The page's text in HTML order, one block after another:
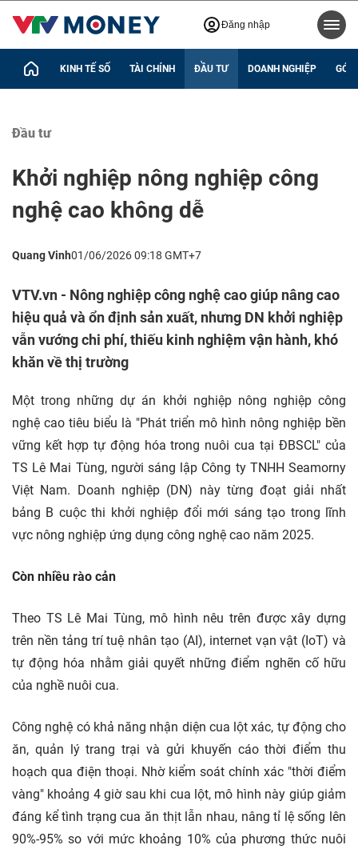
Đăng nhập
KINH TẾ SỐ TÀI CHÍNH ĐẦU TƯ DOANH NGHIỆP GÓC
Đầu tư
Khởi nghiệp nông nghiệp công
nghệ cao không dễ
Quang Vinh01/06/2026 09:18 GMT+7
VTV.vn - Nông nghiệp công nghệ cao giúp nâng cao
hiệu quả và ổn định sản xuất, nhưng DN khởi nghiệp
vẫn vướng chi phí, thiếu kinh nghiệm vận hành, khó
khăn về thị trường
Một trong những dự án khởi nghiệp nông nghiệp công
nghệ cao tiêu biểu là "Phát triển mô hình nông nghiệp bền
vững kết hợp tự động hóa trong nuôi cua tại ĐBSCL" của
TS Lê Mai Tùng, người sáng lập Công ty TNHH Seamorny
Việt Nam. Doanh nghiệp (DN) này từng đoạt giải nhất
bảng B cuộc thi khởi nghiệp đổi mới sáng tạo trong lĩnh
vực nông nghiệp ứng dụng công nghệ cao năm 2025.
Còn nhiều rào cản
Theo TS Lê Mai Tùng, mô hình nêu trên được xây dựng
trên nền tảng trí tuệ nhân tạo (AI), internet vạn vật (IoT) và
tự động hóa nhằm giải quyết những điểm nghẽn cố hữu
của nghề nuôi cua.
Công nghệ có khả năng nhận diện cua lột xác, tự động cho
ăn, quản lý trang trại và gửi khuyến cáo thời điểm thu
hoạch qua điện thoại. Nhờ kiểm soát chính xác "thời điểm
vàng" khoảng 4 giờ sau khi cua lột, mô hình này giúp giảm
đáng kể tình trạng cua ăn thịt lẫn nhau, nâng tỉ lệ sống lên
90%-95% so với mức khoảng 10% của phương thức nuôi